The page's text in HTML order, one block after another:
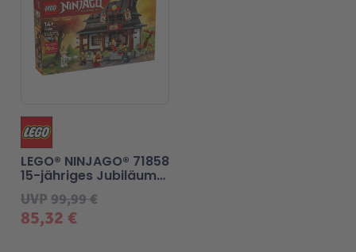
85,32 €
UVP99,99 €
LEGO® NINJAGO® 71858
15-jähriges Jubiläum
der Vier-Waffen-
Schmiede